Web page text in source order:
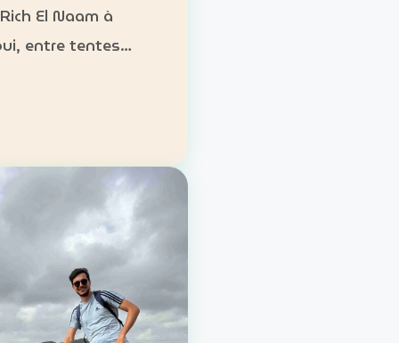
El Naam à
entre tentes
ou formules
Activités :
randonnées, gas…